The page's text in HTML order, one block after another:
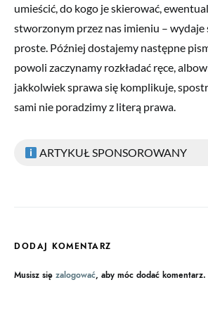
umieścić, do kogo je skierować,
stworzonym przez nas imieniu – wydaje
proste. Później dostajemy następne
powoli zaczynamy rozkładać ręce,
jakkolwiek sprawa się komplikuje,
sami nie poradzimy z literą prawa.
ARTYKUŁ SPONSOROWANY
DODAJ KOMENTARZ
Musisz się zalogować, aby móc dodać komentarz.